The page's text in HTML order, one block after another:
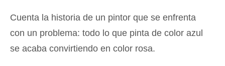
Cuenta la historia de un pintor que se enfrenta
con un problema: todo lo que pinta de color azul
se acaba convirtiendo en color rosa.